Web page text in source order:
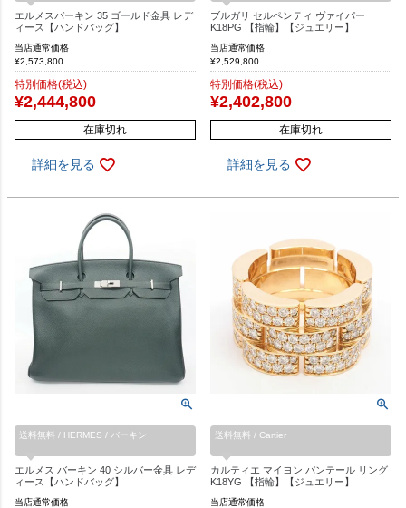
エルメスバーキン 35 ゴールド金具 レデ
ィース【ハンドバッグ】
当店通常価格
¥2,573,800
特別価格(税込)
¥2,444,800
在庫切れ
詳細を見る
ブルガリ セルペンティ ヴァイパー
K18PG 【指輪】【ジュエリー】
当店通常価格
¥2,529,800
特別価格(税込)
¥2,402,800
在庫切れ
詳細を見る
送料無料 / HERMES / バーキン
エルメス バーキン 40 シルバー金具 レデ
ィース【ハンドバッグ】
当店通常価格
送料無料 / Cartier
カルティエ マイヨン パンテール リング
K18YG 【指輪】【ジュエリー】
当店通常価格